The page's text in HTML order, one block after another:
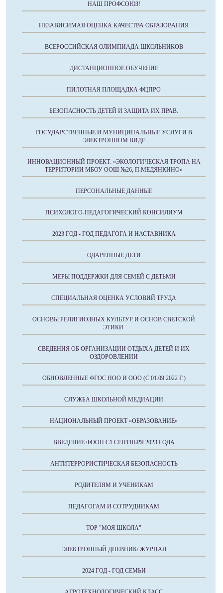
НАШ ПРОФСОЮЗ!
НЕЗАВИСИМАЯ ОЦЕНКА КАЧЕСТВА ОБРАЗОВАНИЯ
ВСЕРОССИЙСКАЯ ОЛИМПИАДА ШКОЛЬНИКОВ
ДИСТАНЦИОННОЕ ОБУЧЕНИЕ
ПИЛОТНАЯ ПЛОЩАДКА ФЦПРО
БЕЗОПАСНОСТЬ ДЕТЕЙ И ЗАЩИТА ИХ ПРАВ.
ГОСУДАРСТВЕННЫЕ И МУНИЦИПАЛЬНЫЕ УСЛУГИ В
ЭЛЕКТРОННОМ ВИДЕ
ИННОВАЦИОННЫЙ ПРОЕКТ: «ЭКОЛОГИЧЕСКАЯ ТРОПА НА
ТЕРРИТОРИИ МБОУ ООШ №26, П.МЕДЯНКИНО»
ПЕРСОНАЛЬНЫЕ ДАННЫЕ
ПСИХОЛОГО-ПЕДАГОГИЧЕСКИЙ КОНСИЛИУМ
2023 ГОД - ГОД ПЕДАГОГА И НАСТАВНИКА
ОДАРЁННЫЕ ДЕТИ
МЕРЫ ПОДДЕРЖКИ ДЛЯ СЕМЕЙ С ДЕТЬМИ
СПЕЦИАЛЬНАЯ ОЦЕНКА УСЛОВИЙ ТРУДА
ОСНОВЫ РЕЛИГИОЗНЫХ КУЛЬТУР И ОСНОВ СВЕТСКОЙ
ЭТИКИ.
СВЕДЕНИЯ ОБ ОРГАНИЗАЦИИ ОТДЫХА ДЕТЕЙ И ИХ
ОЗДОРОВЛЕНИИ
ОБНОВЛЕННЫЕ ФГОС НОО И ООО (С 01.09.2022 Г.)
СЛУЖБА ШКОЛЬНОЙ МЕДИАЦИИ
НАЦИОНАЛЬНЫЙ ПРОЕКТ «ОБРАЗОВАНИЕ»
ВВЕДЕНИЕ ФООП С1 СЕНТЯБРЯ 2023 ГОДА
АНТИТЕРРОРИСТИЧЕСКАЯ БЕЗОПАСНОСТЬ
РОДИТЕЛЯМ И УЧЕНИКАМ
ПЕДАГОГАМ И СОТРУДНИКАМ
ТОР "МОЯ ШКОЛА"
ЭЛЕКТРОННЫЙ ДНЕВНИК/ ЖУРНАЛ
2024 ГОД - ГОД СЕМЬИ